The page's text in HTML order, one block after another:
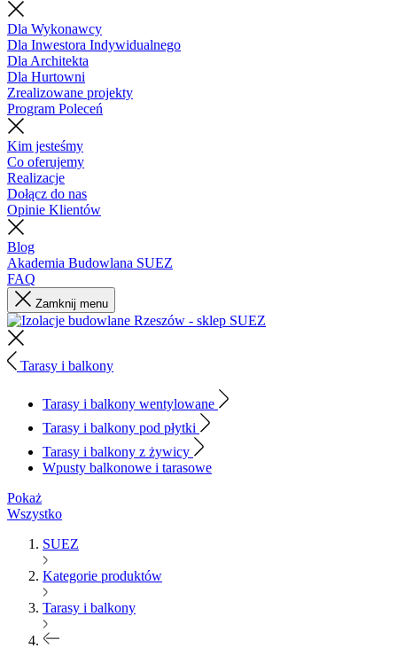
Dla Wykonawcy
Dla Inwestora Indywidualnego
Dla Architekta
Dla Hurtowni
Zrealizowane projekty
Program Poleceń
Kim jesteśmy
Co oferujemy
Realizacje
Dołącz do nas
Opinie Klientów
Blog
Akademia Budowlana SUEZ
FAQ
Zamknij menu
Tarasy i balkony
Tarasy i balkony wentylowane
Tarasy i balkony pod płytki
Tarasy i balkony z żywicy
Wpusty balkonowe i tarasowe
Pokaż
Wszystko
SUEZ
Kategorie produktów
Tarasy i balkony